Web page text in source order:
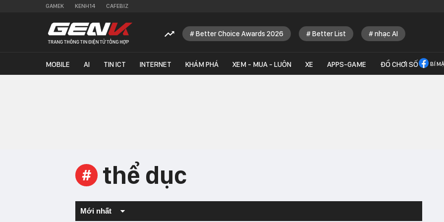
GAMEK KENH14 CAFEBIZ
Better Choice Awards 2026 Better List nhạc AI
MOBILE AI TIN ICT INTERNET KHÁM PHÁ XEM - MUA - LUÔN XE APPS-GAME ĐỒ CHƠI SỐ BÍ
# thể dục
Mới nhất